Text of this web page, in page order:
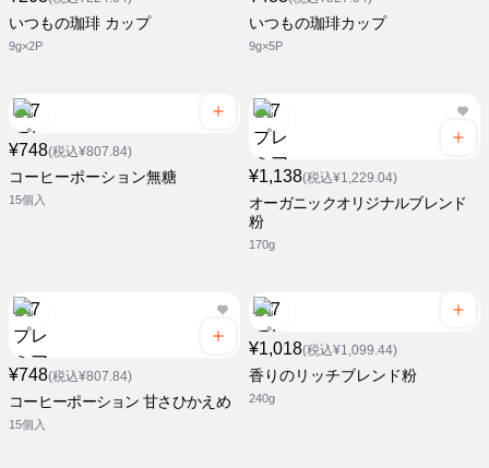
いつもの珈琲 カップ
9g×2P
いつもの珈琲カップ
9g×5P
¥748(税込¥807.84)
コーヒーポーション無糖
15個入
¥1,138(税込¥1,229.04)
オーガニックオリジナルブレンド
粉
170g
¥748(税込¥807.84)
コーヒーポーション 甘さひかえめ
15個入
¥1,018(税込¥1,099.44)
香りのリッチブレンド粉
240g